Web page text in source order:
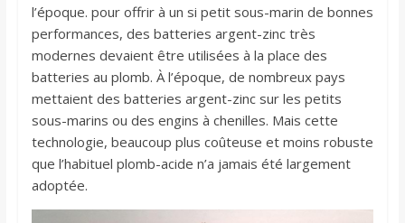
l’époque. pour offrir à un si petit sous-marin de bonnes
performances, des batteries argent-zinc très
modernes devaient être utilisées à la place des
batteries au plomb. À l’époque, de nombreux pays
mettaient des batteries argent-zinc sur les petits
sous-marins ou des engins à chenilles. Mais cette
technologie, beaucoup plus coûteuse et moins robuste
que l’habituel plomb-acide n’a jamais été largement
adoptée.